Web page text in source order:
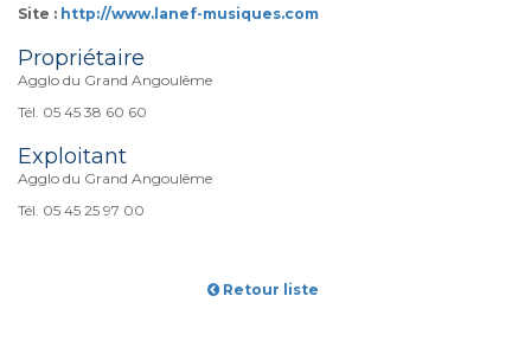
Site : http://www.lanef-musiques.com
Propriétaire
Agglo du Grand Angoulême
Tél. 05 45 38 60 60
Exploitant
Agglo du Grand Angoulême
Tél. 05 45 25 97 00
Retour liste